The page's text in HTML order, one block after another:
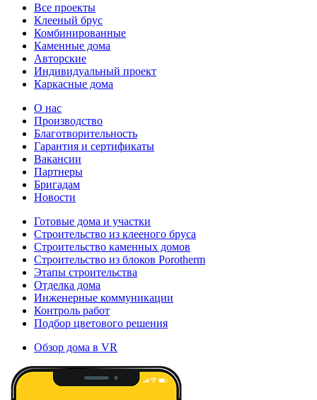
Все проекты
Клееный брус
Комбинированные
Каменные дома
Авторские
Индивидуальный проект
Каркасные дома
О нас
Производство
Благотворительность
Гарантия и сертификаты
Вакансии
Партнеры
Бригадам
Новости
Готовые дома и участки
Строительство из клееного бруса
Строительство каменных домов
Строительство из блоков Porotherm
Этапы строительства
Отделка дома
Инженерные коммуникации
Контроль работ
Подбор цветового решения
Обзор дома в VR